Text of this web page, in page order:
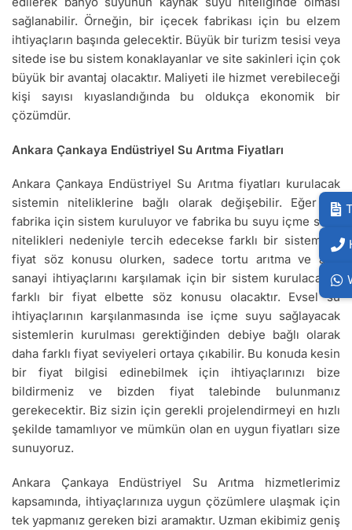
sağlanabilir. Örneğin, bir içecek fabrikası için bu elzem
ihtiyaçların başında gelecektir. Büyük bir turizm tesisi veya
sitede ise bu sistem konaklayanlar ve site sakinleri için çok
büyük bir avantaj olacaktır. Maliyeti ile hizmet verebileceği
kişi sayısı kıyaslandığında bu oldukça ekonomik bir
çözümdür.
Ankara Çankaya Endüstriyel Su Arıtma Fiyatları
Ankara Çankaya Endüstriyel Su Arıtma fiyatları kurulacak
sistemin niteliklerine bağlı olarak değişebilir. Eğer bir
fabrika için sistem kuruluyor ve fabrika bu suyu içme suyu
nitelikleri nedeniyle tercih edecekse farklı bir sistem ve
fiyat söz konusu olurken, sadece tortu arıtma ve ağır
sanayi ihtiyaçlarını karşılamak için bir sistem kurulacaksa
farklı bir fiyat elbette söz konusu olacaktır. Evsel su
ihtiyaçlarının karşılanmasında ise içme suyu sağlayacak
sistemlerin kurulması gerektiğinden debiye bağlı olarak
daha farklı fiyat seviyeleri ortaya çıkabilir. Bu konuda kesin
bir fiyat bilgisi edinebilmek için ihtiyaçlarınızı bize
bildirmeniz ve bizden fiyat talebinde bulunmanız
gerekecektir. Biz sizin için gerekli projelendirmeyi en hızlı
şekilde tamamlıyor ve mümkün olan en uygun fiyatları size
sunuyoruz.
Ankara Çankaya Endüstriyel Su Arıtma hizmetlerimiz
kapsamında, ihtiyaçlarınıza uygun çözümlere ulaşmak için
tek yapmanız gereken bizi aramaktır. Uzman ekibimiz geniş